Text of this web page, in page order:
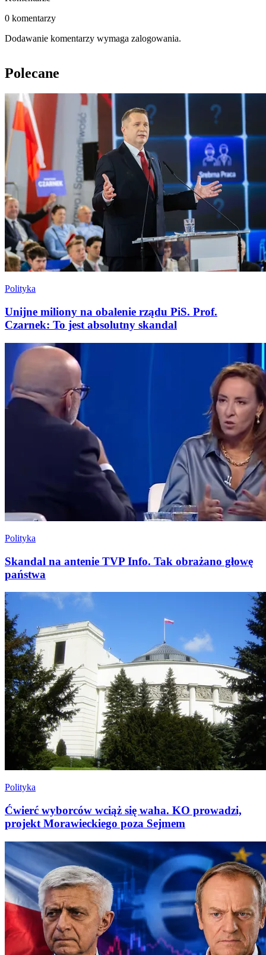
0 komentarzy
Dodawanie komentarzy wymaga zalogowania.
Polecane
Polityka
Unijne miliony na obalenie rządu PiS. Prof.
Czarnek: To jest absolutny skandal
Polityka
Skandal na antenie TVP Info. Tak obrażano głowę
państwa
Polityka
Ćwierć wyborców wciąż się waha. KO prowadzi,
projekt Morawieckiego poza Sejmem